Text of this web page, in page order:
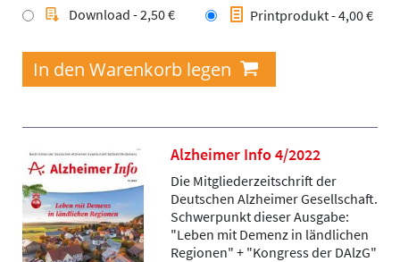
Printprodukt - 4,00 €
Download - 2,50 €
Alzheimer Info 4/2022
Die Mitgliederzeitschrift der
Deutschen Alzheimer Gesellschaft.
Schwerpunkt dieser Ausgabe:
"Leben mit Demenz in ländlichen
Regionen" + "Kongress der DAlzG"